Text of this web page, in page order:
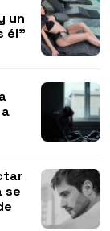
un
él"
se